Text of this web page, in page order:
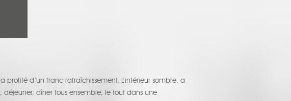
d’un franc rafraîchissement. L’intérieur sombre, a
déjeuner, dîner tous ensemble, le tout dans une